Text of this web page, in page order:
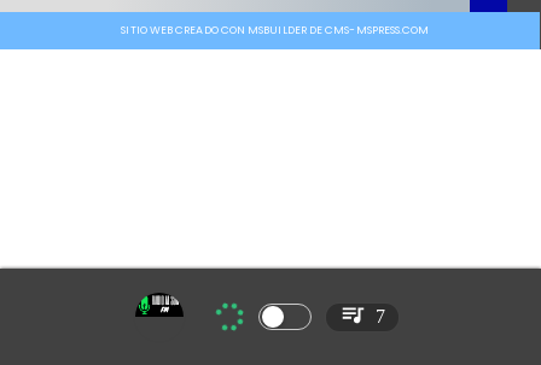
SITIO WEB CREADO CON MSBUILDER DE CMS-MSPRESS.COM
7